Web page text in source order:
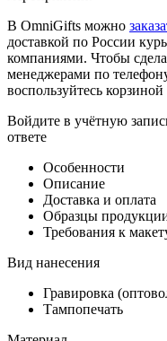
В OmniGifts можно
доставкой по России
компаниями. Чтобы
менеджерами по
воспользуйтесь корзиной
Войдите в учётную
ответе
Особенности
Описание
Доставка и оплата
Образцы
Требования к
Вид нанесения
Гравировка
Тампопечать